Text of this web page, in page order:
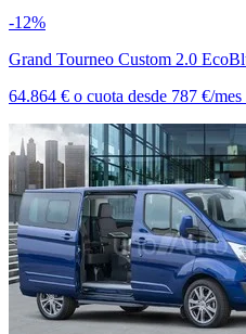
-12%
Grand Tourneo Custom 2.0
64.864 € o cuota desde 787 €/